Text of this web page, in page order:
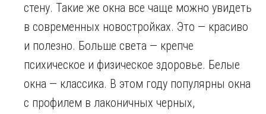
стену. Такие же окна все чаще можно увидеть
в современных новостройках. Это — красиво
и полезно. Больше света — крепче
психическое и физическое здоровье. Белые
окна — классика. В этом году популярны окна
с профилем в лаконичных черных,